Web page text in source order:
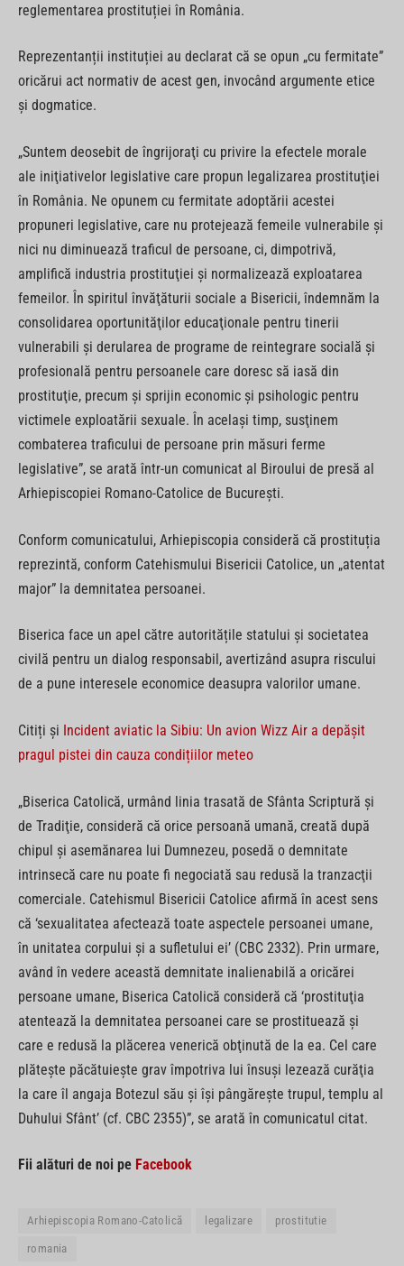
reglementarea prostituției în România.
Reprezentanții instituției au declarat că se opun „cu fermitate”
oricărui act normativ de acest gen, invocând argumente etice
și dogmatice.
„Suntem deosebit de îngrijoraţi cu privire la efectele morale
ale iniţiativelor legislative care propun legalizarea prostituţiei
în România. Ne opunem cu fermitate adoptării acestei
propuneri legislative, care nu protejează femeile vulnerabile şi
nici nu diminuează traficul de persoane, ci, dimpotrivă,
amplifică industria prostituţiei şi normalizează exploatarea
femeilor. În spiritul învăţăturii sociale a Bisericii, îndemnăm la
consolidarea oportunităţilor educaţionale pentru tinerii
vulnerabili şi derularea de programe de reintegrare socială şi
profesională pentru persoanele care doresc să iasă din
prostituţie, precum şi sprijin economic şi psihologic pentru
victimele exploatării sexuale. În acelaşi timp, susţinem
combaterea traficului de persoane prin măsuri ferme
legislative”, se arată într-un comunicat al Biroului de presă al
Arhiepiscopiei Romano-Catolice de Bucureşti.
Conform comunicatului, Arhiepiscopia consideră că prostituția
reprezintă, conform Catehismului Bisericii Catolice, un „atentat
major” la demnitatea persoanei.
Biserica face un apel către autoritățile statului și societatea
civilă pentru un dialog responsabil, avertizând asupra riscului
de a pune interesele economice deasupra valorilor umane.
Citiți și Incident aviatic la Sibiu: Un avion Wizz Air a depășit
pragul pistei din cauza condițiilor meteo
„Biserica Catolică, urmând linia trasată de Sfânta Scriptură şi
de Tradiţie, consideră că orice persoană umană, creată după
chipul şi asemănarea lui Dumnezeu, posedă o demnitate
intrinsecă care nu poate fi negociată sau redusă la tranzacţii
comerciale. Catehismul Bisericii Catolice afirmă în acest sens
că ‘sexualitatea afectează toate aspectele persoanei umane,
în unitatea corpului şi a sufletului ei’ (CBC 2332). Prin urmare,
având în vedere această demnitate inalienabilă a oricărei
persoane umane, Biserica Catolică consideră că ‘prostituţia
atentează la demnitatea persoanei care se prostituează şi
care e redusă la plăcerea venerică obţinută de la ea. Cel care
plăteşte păcătuieşte grav împotriva lui însuşi lezează curăţia
la care îl angaja Botezul său şi îşi pângăreşte trupul, templu al
Duhului Sfânt’ (cf. CBC 2355)”, se arată în comunicatul citat.
Fii alături de noi pe Facebook
Arhiepiscopia Romano-Catolică legalizare prostitutie
romania